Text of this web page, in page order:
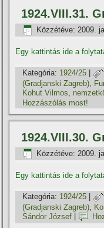
1924.VIII.31.
Közzétéve: 2009.
Egy kattintás ide a
Kategória: 1924/25 |
(Gradjanski Zagreb),
Kohut Vilmos
Hozzászólás most!
1924.VIII.30.
Közzétéve: 2009.
Egy kattintás ide a
Kategória: 1924/25 |
(Gradjanski Zagreb),
Sándor József